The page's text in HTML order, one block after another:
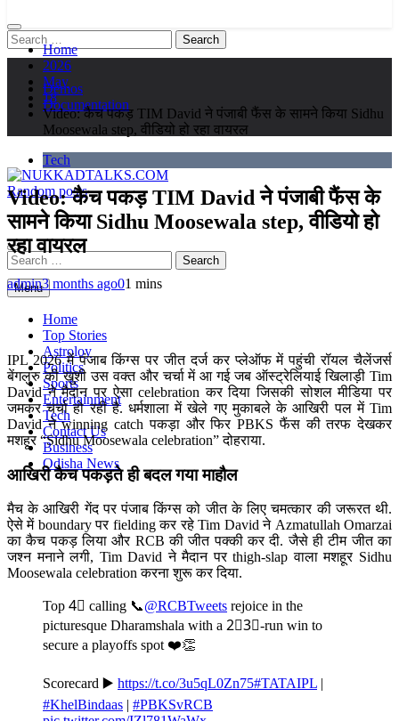
Search
for:
Demos
Documentation
NUKKADTALKS.COM
Galiyon Ki Awaaz Sansad Tak
Random posts
Search
for:
Menu
Home
Top Stories
Astroloy
Politics
Sports
Entertainment
Tech
Contact Us
Business
Odisha News
Home
2026
May
18
Video: कैच पकड़ TIM David ने पंजाबी फैंस के सामने किया Sidhu
Moosewala step, वीडियो हो रहा वायरल
Tech
Video: कैच पकड़ TIM David ने पंजाबी फैंस के
सामने किया Sidhu Moosewala step, वीडियो हो
रहा वायरल
admin3 months ago01 mins
IPL 2026 में पंजाब किंग्स पर जीत दर्ज कर प्लेऑफ में पहुंची रॉयल चैलेंजर्स
बेंगलुरु की खुशी उस वक्त और चर्चा में आ गई जब ऑस्ट्रेलियाई खिलाड़ी Tim
David ने मैदान पर ऐसा celebration कर दिया जिसकी सोशल मीडिया पर
जमकर चर्चा हो रही है. धर्मशाला में खेले गए मुकाबले के आखिरी पल में Tim
David ने winning catch पकड़ा और फिर PBKS फैंस की तरफ देखकर
मशहूर “Sidhu Moosewala celebration” दोहराया.
आखिरी कैच पकड़ते ही बदल गया माहौल
मैच के आखिरी गेंद पर पंजाब किंग्स को जीत के लिए चमत्कार की जरूरत थी.
ऐसे में boundary पर fielding कर रहे Tim David ने Azmatullah Omarzai
का कैच पकड़ लिया और RCB की जीत पक्की कर दी. जैसे ही टीम जीत का
जश्न मनाने लगी, Tim David ने मैदान पर thigh-slap वाला मशहूर Sidhu
Moosewala celebration करना शुरू कर दिया.
Top 4⃣ calling 📞@RCBTweets rejoice in the
picturesque Dharamshala with a 2⃣3⃣-run win to
secure a playoffs spot ❤️👏
Scorecard ▶️ https://t.co/3u5qL0Zn75#TATAIPL |
#KhelBindaas | #PBKSvRCB